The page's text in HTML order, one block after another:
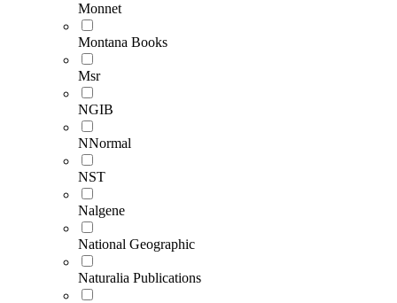
Monnet
Montana Books
Msr
NGIB
NNormal
NST
Nalgene
National Geographic
Naturalia Publications